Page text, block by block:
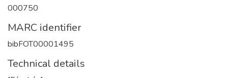
000750
MARC identifier
bibFOT00001495
Technical details